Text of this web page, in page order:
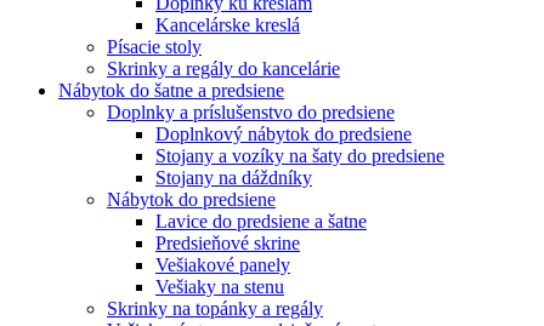
Kancelárske kreslá
Písacie stoly
Skrinky a regály do kancelárie
Nábytok do šatne a predsiene
Doplnky a príslušenstvo do predsiene
Doplnkový nábytok do predsiene
Stojany a vozíky na šaty do predsiene
Stojany na dáždníky
Nábytok do predsiene
Lavice do predsiene a šatne
Predsieňové skrine
Vešiakové panely
Vešiaky na stenu
Skrinky na topánky a regály